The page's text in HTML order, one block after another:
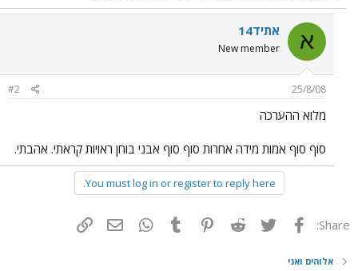
א אתיד14
New member
25/8/08
#2
מלוא ההערכה
סוף סוף אמות מידה אחרות סוף סוף אבני בוחן ראויות קראתי. אהבתי.
You must log in or register to reply here.
Share: פייסבוק Twitter
Reddit
Pinterest
Tumblr
WhatsAppדואר אלקטרוני
אלוהים ואני